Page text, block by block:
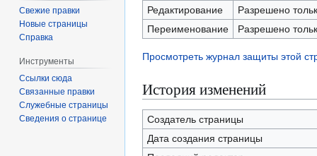
Редактирование
Разрешено
Переименование
Разрешено
Просмотреть журнал защиты этой
История изменений
Создатель страницы
Дата создания страницы
Свежие правки
Новые страницы
Справка
Инструменты
Ссылки сюда
Связанные правки
Служебные страницы
Сведения о странице